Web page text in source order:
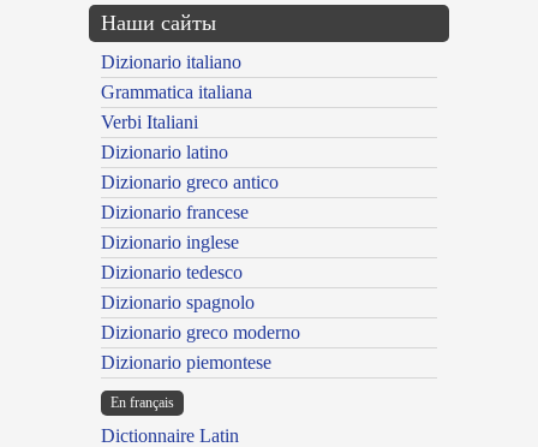
Наши сайты
Dizionario italiano
Grammatica italiana
Verbi Italiani
Dizionario latino
Dizionario greco antico
Dizionario francese
Dizionario inglese
Dizionario tedesco
Dizionario spagnolo
Dizionario greco moderno
Dizionario piemontese
En français
Dictionnaire Latin